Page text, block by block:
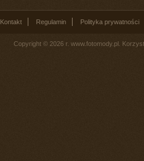
Kontakt Regulamin Polityka prywatności
Copyright © 2026 r. www.fotomody.pl.